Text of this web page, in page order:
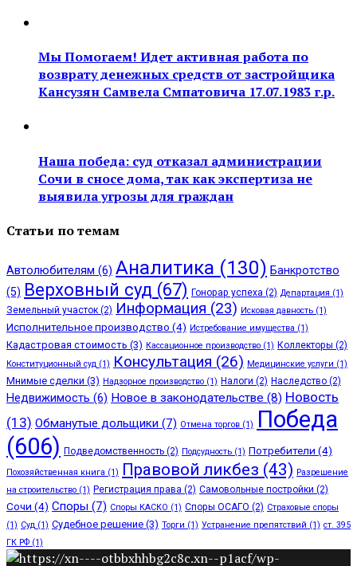
Мы Помогаем! Идет активная работа по
возврату денежных средств от застройщика
Кансузян Самвела Смпатовича 17.07.1983 г.р.
Наша победа: суд отказал администрации
Сочи в сносе дома, так как экспертиза не
выявила угрозы для граждан
Статьи по темам
Автолюбителям (6) Аналитика (130) Банкротство
(5) Верховный суд (67) Гонорар успеха (2) Департация (1)
Земельный участок (2) Информация (23) Исковая давность (1)
Исполнительное производство (4) Истребование имущества (1)
Кадастровая стоимость (3) Кассационное производство (1) Коллекторы (2)
Конституционный суд (1) Консультация (26) Медицинские услуги (1)
Мнимые сделки (3) Надзорное производство (1) Налоги (2) Наследство (2)
Недвижимость (6) Новое в законодательстве (8) Новость
(13) Обманутые дольщики (7) Отмена торгов (1)
Победа
(606) Подведомственность (2) Подсудность (1) Потребители (4)
Похозяйственная книга (1) Правовой ликбез (43) Разрешение
на строительство (1) Регистрация права (2) Самовольные постройки (2)
Сочи (4) Споры (7) Споры КАСКО (1) Споры ОСАГО (2) Страховые споры
(1) Суд (1) Судебное решение (3) Торги (1) Устранение препятствий (1) ст. 395
ГК РФ (1)